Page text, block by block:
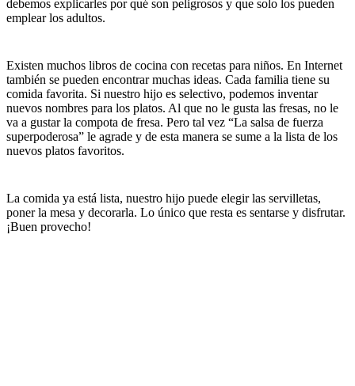
debemos explicarles por qué son peligrosos y que solo los pueden
emplear los adultos.
Existen muchos libros de cocina con recetas para niños. En Internet
también se pueden encontrar muchas ideas. Cada familia tiene su
comida favorita. Si nuestro hijo es selectivo, podemos inventar
nuevos nombres para los platos. Al que no le gusta las fresas, no le
va a gustar la compota de fresa. Pero tal vez “La salsa de fuerza
superpoderosa” le agrade y de esta manera se sume a la lista de los
nuevos platos favoritos.
La comida ya está lista, nuestro hijo puede elegir las servilletas,
poner la mesa y decorarla. Lo único que resta es sentarse y disfrutar.
¡Buen provecho!